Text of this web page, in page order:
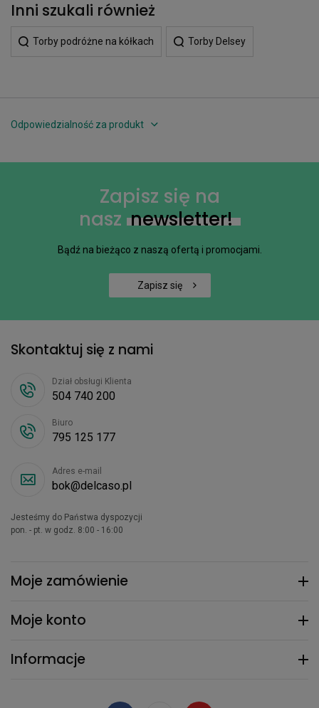
Inni szukali również
Torby podróżne na kółkach Torby Delsey
Odpowiedzialność za produkt
Zapisz się na
nasz newsletter!
Bądź na bieżąco z naszą ofertą i promocjami.
Zapisz się
Moje zamówienie
Moje konto
Informacje
Skontaktuj się z nami
Dział obsługi Klienta
504 740 200
Biuro
795 125 177
Adres e-mail
bok@delcaso.pl
Jesteśmy do Państwa dyspozycji
pon. - pt. w godz. 8:00 - 16:00